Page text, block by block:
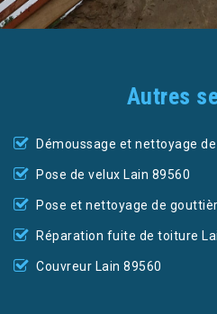
Autres
Démoussage et nettoyage
Pose de velux Lain 89560
Pose et nettoyage de
Réparation fuite de toiture
Couvreur Lain 89560